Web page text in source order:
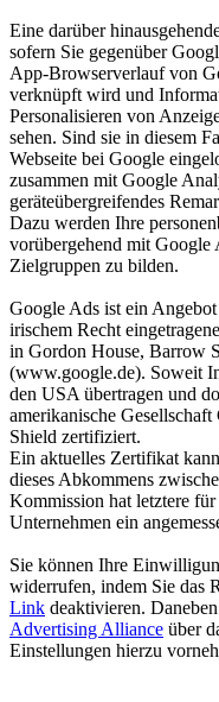
Eine darüber
sofern Sie gegenüber
App-Browserverlauf von
verknüpft wird und
Personalisieren von
sehen. Sind sie in diesem
Webseite bei Google
zusammen mit Google
geräteübergreifendes
Dazu werden Ihre
vorübergehend mit
Zielgruppen zu bilden.
Google Ads ist ein
irischem Recht
in Gordon House, Barrow
(www.google.de). Soweit
den USA übertragen und
amerikanische
Shield zertifiziert.
Ein aktuelles Zertifikat kann
dieses Abkommens
Kommission hat letztere
Unternehmen ein
Sie können Ihre
widerrufen, indem Sie das
Link deaktivieren.
Advertising Alliance über
Einstellungen hierzu